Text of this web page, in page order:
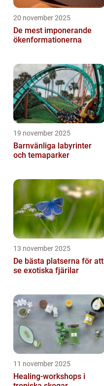
20 november 2025
De mest imponerande
ökenformationerna
19 november 2025
Barnvänliga labyrinter
och temaparker
13 november 2025
De bästa platserna för att
se exotiska fjärilar
11 november 2025
Healing-workshops i